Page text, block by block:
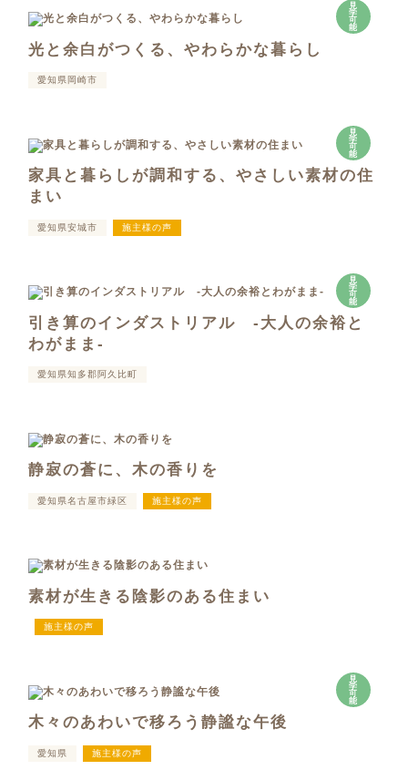
見
学
可
能
光と余白がつくる、やわらかな暮らし
愛知県岡崎市
見
学
可
能
家具と暮らしが調和する、やさしい素材の住
まい
愛知県安城市 施主様の声
見
学
可
能
引き算のインダストリアル -大人の余裕と
わがまま-
愛知県知多郡阿久比町
静寂の蒼に、木の香りを
愛知県名古屋市緑区 施主様の声
素材が生きる陰影のある住まい
施主様の声
見
学
可
能
木々のあわいで移ろう静謐な午後
愛知県 施主様の声